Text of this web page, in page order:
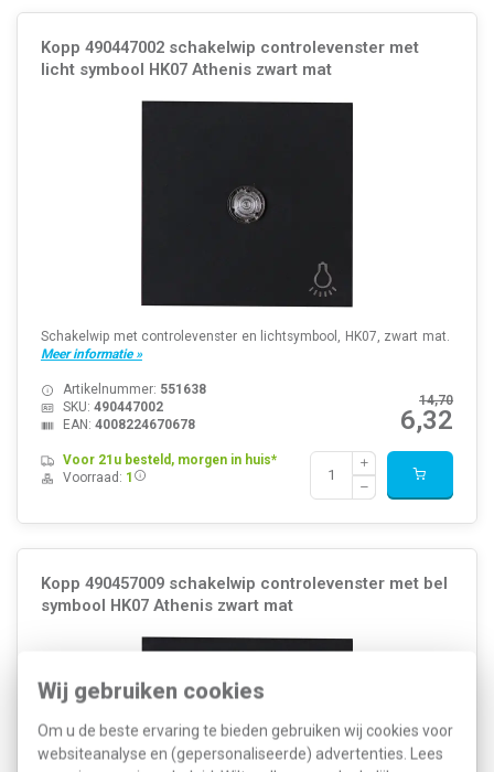
Wij gebruiken cookies
Om u de beste ervaring te bieden gebruiken wij cookies voor
websiteanalyse en (gepersonaliseerde) advertenties. Lees
Kopp 490447002 schakelwip controlevenster met
licht symbool HK07 Athenis zwart mat
Schakelwip met controlevenster en lichtsymbool, HK07, zwart mat.
Meer informatie »
14,70
6,32
Artikelnummer: 551638
SKU: 490447002
EAN: 4008224670678
Voor 21u besteld, morgen in huis*
Voorraad: 1
Kopp 490457009 schakelwip controlevenster met bel
symbool HK07 Athenis zwart mat